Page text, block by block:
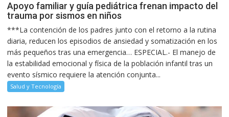
Apoyo familiar y guía pediátrica frenan impacto del
trauma por sismos en niños
***La contención de los padres junto con el retorno a la rutina
diaria, reducen los episodios de ansiedad y somatización en los
más pequeños tras una emergencia… ESPECIAL.- El manejo de
la estabilidad emocional y física de la población infantil tras un
evento sísmico requiere la atención conjunta...
Salud y Tecnología